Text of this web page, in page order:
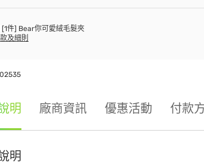
[1件] Bear你可愛絨毛髮夾
及細則
明 廠商資訊 優惠活動 付款
明